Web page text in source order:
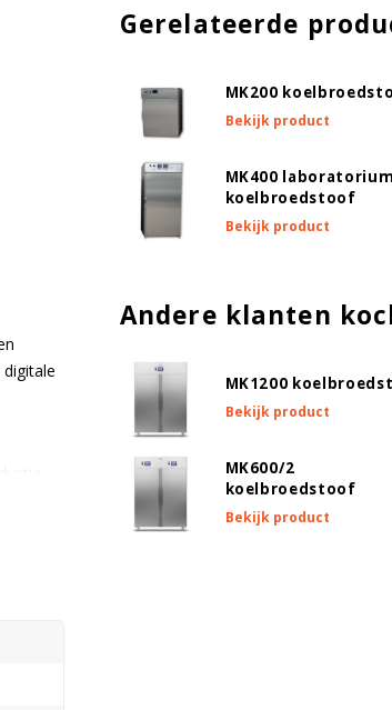
Gerelateerde
MK200
Bekijk product
MK400 laboratorium
koelbroedstoof
Bekijk product
Andere klanten
MK1200
Bekijk product
MK600/2
koelbroedstoof
Bekijk product